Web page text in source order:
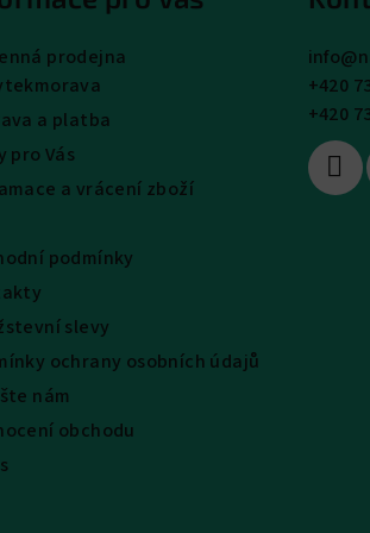
prodejna
a platba
pro Vás
a vrácení zboží
podmínky
slevy
ochrany osobních údajů
nám
obchodu
info@
+420
+420